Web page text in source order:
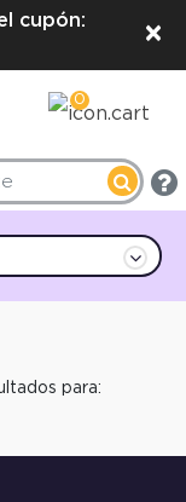
cupón:
×
0
para: